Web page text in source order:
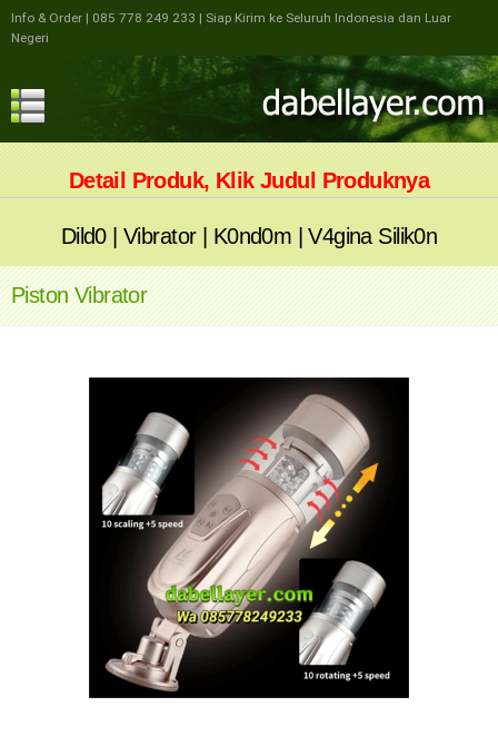
Info & Order | 085 778 249 233 | Siap Kirim ke Seluruh Indonesia dan Luar
Negeri
Detail Produk, Klik Judul Produknya
Dild0|Vibrator | K0nd0m |V4gina Silik0n
Piston Vibrator